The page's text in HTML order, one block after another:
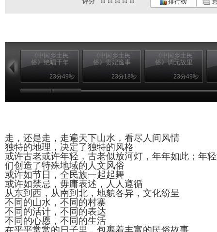
《中国乡土民
俗》绝唱千年
23分49秒
《中国乡土民
俗》贵妃逸事
23分18秒
《中国乡土民
俗》调元故里
23分49秒
走，还是走，走遍天下山水，看尽人间风情
独特的地理，决定了独特的风格
或许古老或许年轻，古老似放河灯，年年如此；年
们创造了特殊地域的人文风俗
或许如节日，全民族一起起舞
或许如禁忌，毋庸表述，人人遵循
从东到西，从南到北，地貌各异，文化纷呈
不同的山水，不同的村寨
不同的活计，不同的表达
不同的心愿，不同的生活
在平平常常的日子里，包裹着丰富的民俗故事